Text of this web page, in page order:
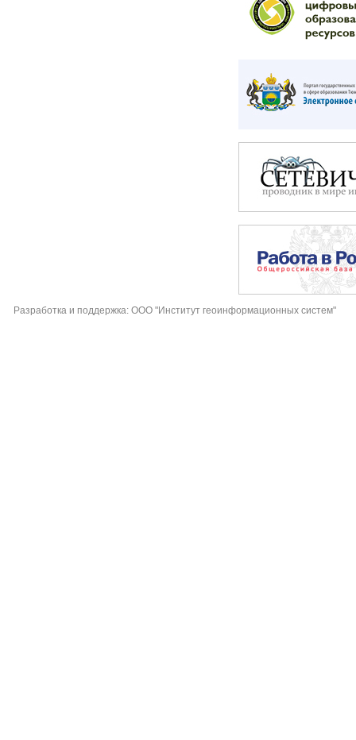
Разработка и поддержка: ООО "Институт геоинформационных систем"